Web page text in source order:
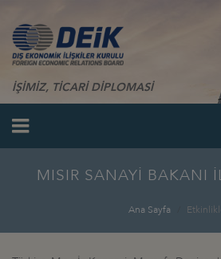
İŞİMİZ, TİCARİ DİPLOMASİ
MISIR SANAYİ BAKANI
Ana Sayfa